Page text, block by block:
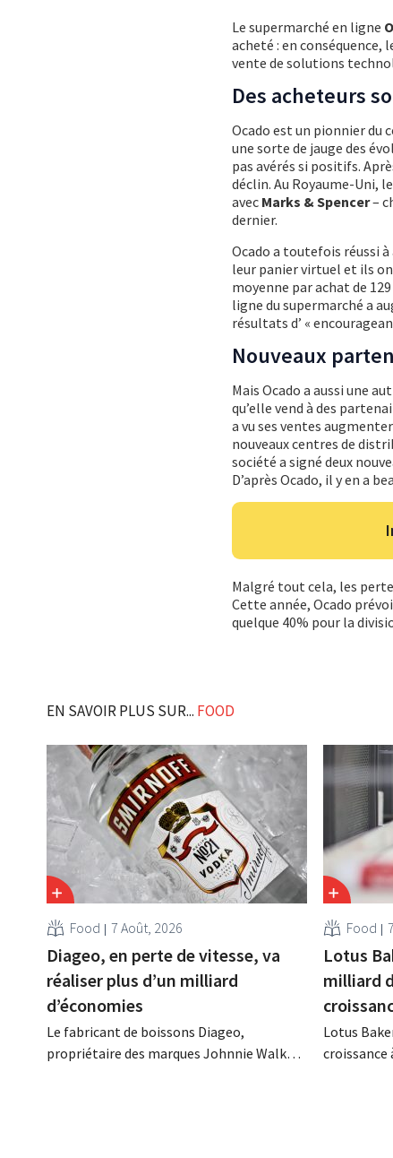
Le supermarché en ligne
acheté : en
vente de solutions
Des acheteurs
Ocado est un pionnier du
une sorte de jauge des
pas avérés si positifs.
déclin. Au Royaume-Uni,
avec Marks & Spencer–
dernier.
Ocado a toutefois réussi
leur panier virtuel et ils
moyenne par achat de
ligne du supermarché a
résultats d’ «
Nouveaux
Mais Ocado a aussi une
qu’elle vend à des
a vu ses ventes
nouveaux centres de
société a signé deux
D’après Ocado, il y en a
Malgré tout cela, les
Cette année, Ocado
quelque 40% pour la
EN SAVOIR PLUS SUR... FOOD
Food 7 Août, 2026
Diageo, en perte de vitesse, va
réaliser plus d’un milliard
d’économies
Le fabricant de boissons Diageo,
propriétaire des marques Johnnie Walker,
Food
Lotus
milliard
Lotus
croissance